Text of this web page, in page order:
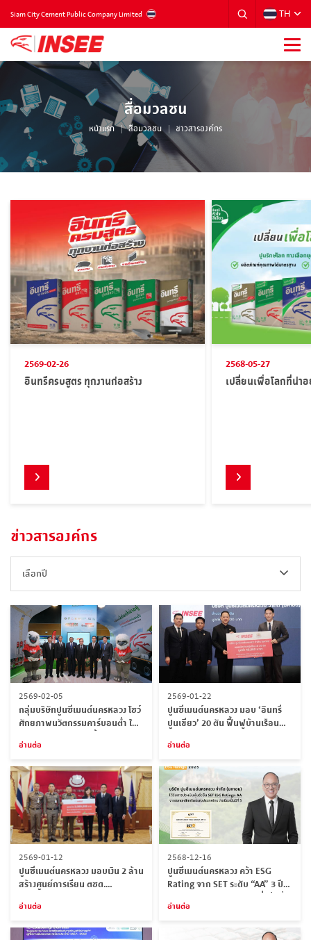
Siam City Cement Public Company Limited TH
สื่อมวลชน
หน้าแรก สื่อมวลชน ข่าวสารองค์กร
2569-02-26
อินทรีครบสูตร ทุกงานก่อสร้าง
2568-05-27
เปลี่ยนเพื่อโลกที่น่า
ข่าวสารองค์กร
เลือกปี
2569-02-05
กลุ่มบริษัทปูนซีเมนต์นครหลวง โชว์
ศักยภาพนวัตกรรมคาร์บอนต่ำ ใน
ก่อสร้างอย่างยั่งยืน
อ่านต่อ
2569-01-22
ปูนซีเมนต์นครหลวง มอบ ‘อินทรี
ปูนเขียว’ 20 ตัน ฟื้นฟูบ้านเรือน
อ่านต่อ
2569-01-12
ปูนซีเมนต์นครหลวง มอบเงิน 2 ล้าน
สร้างศูนย์การเรียน ตชด.
อ่านต่อ
2568-12-16
ปูนซีเมนต์นครหลวง คว้า ESG
Rating จาก SET ระดับ “AA” 3 ปี
สร้างมูลค่าทางธุรกิจ
อ่านต่อ